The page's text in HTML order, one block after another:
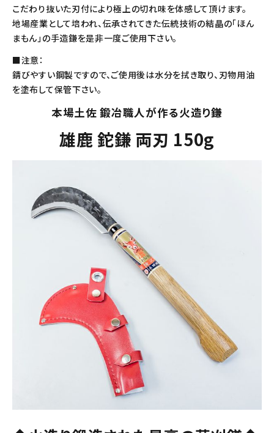
こだわり抜いた刃付により極上の切れ味を体感して頂けます。
地場産業として培われ、伝承されてきた伝統技術の結晶の「ほん
まもん」の手造鎌を是非一度ご使用下さい。
■注意：
錆びやすい鋼製ですので、ご使用後は水分を拭き取り、刃物用油
を塗布して保管下さい。
本場土佐 鍛冶職人が作る火造り鎌
雄鹿 鉈鎌 両刃 150g